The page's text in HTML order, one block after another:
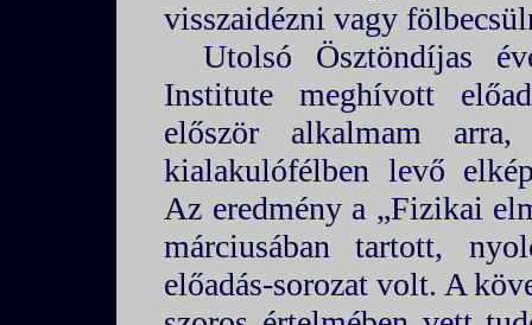
visszaidézni vagy
Utolsó Ösztöndíjas
Institute meghívott
először alkalmam
kialakulófélben levő
Az eredmény a „Fizikai
márciusában tartott,
előadás-sorozat volt. A